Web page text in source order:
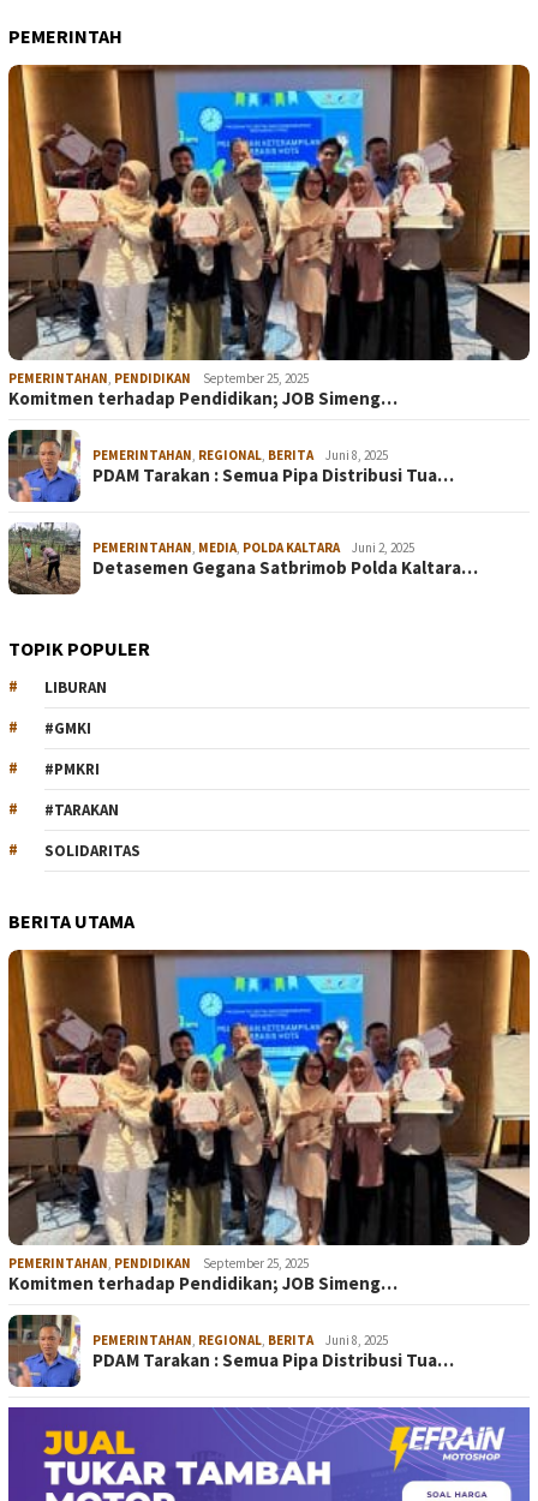
PEMERINTAH
PEMERINTAHAN, PENDIDIKAN September 25, 2025
Komitmen terhadap Pendidikan; JOB Simeng…
PEMERINTAHAN, REGIONAL, BERITA Juni 8, 2025
PDAM Tarakan : Semua Pipa Distribusi Tua…
PEMERINTAHAN, MEDIA, POLDA KALTARA Juni 2, 2025
Detasemen Gegana Satbrimob Polda Kaltara…
TOPIK POPULER
LIBURAN
#GMKI
#PMKRI
#TARAKAN
SOLIDARITAS
BERITA UTAMA
PEMERINTAHAN, PENDIDIKAN September 25, 2025
Komitmen terhadap Pendidikan; JOB Simeng…
PEMERINTAHAN, REGIONAL, BERITA Juni 8, 2025
PDAM Tarakan : Semua Pipa Distribusi Tua…